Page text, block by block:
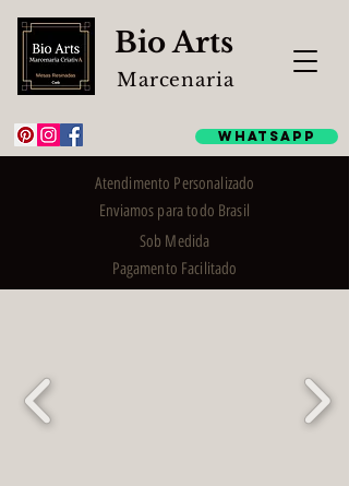
Atendimento Personalizado
Enviamos para todo Brasil
Sob Medida
Pagamento Facilitado
Bio Arts
Marcenaria
WhatsApp